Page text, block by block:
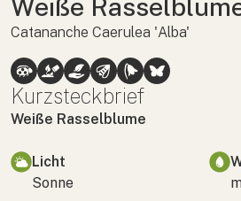
Weiße
Catananche Caerulea 'Alba'
Kurzsteckbrief
Weiße Rasselblume
Licht
Sonne